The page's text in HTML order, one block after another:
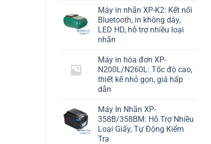
Máy in nhãn XP-K2: Kết nối
Bluetooth, in không dây,
LED HD, hỗ trợ nhiều loại
nhãn
Máy in hóa đơn XP-
N200L/N260L: Tốc độ cao,
thiết kế nhỏ gọn, giá hấp
dẫn
Máy In Nhãn XP-
358B/358BM: Hỗ Trợ Nhiều
Loại Giấy, Tự Động Kiểm
Tra